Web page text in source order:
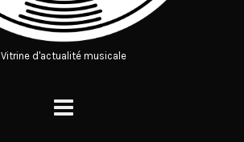
Vitrine d'actualité musicale